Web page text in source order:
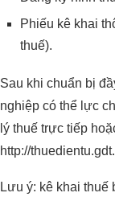
Phiếu kê khai
thuế).
Sau khi chuẩn bị
nghiệp có thể lực
lý thuế trực tiếp
http://
Lưu ý: kê khai thuế